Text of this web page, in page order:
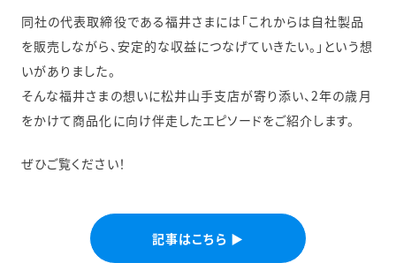
同社の代表取締役である福井さまには「これからは自社製品
を販売しながら、安定的な収益につなげていきたい。」という想
いがありました。
そんな福井さまの想いに松井山手支店が寄り添い、2年の歳月
をかけて商品化に向け伴走したエピソードをご紹介します。
ぜひご覧ください！
記事はこちら ▶